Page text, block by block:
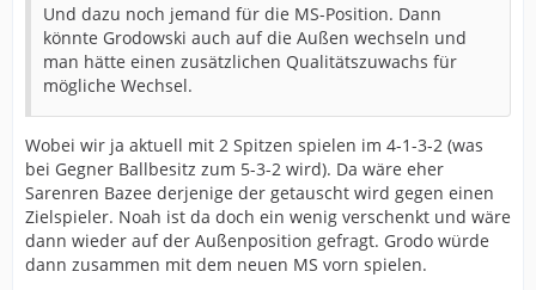
Und dazu noch jemand für die MS-Position. Dann
könnte Grodowski auch auf die Außen wechseln und
man hätte einen zusätzlichen Qualitätszuwachs für
mögliche Wechsel.
Wobei wir ja aktuell mit 2 Spitzen spielen im 4-1-3-2 (was
bei Gegner Ballbesitz zum 5-3-2 wird). Da wäre eher
Sarenren Bazee derjenige der getauscht wird gegen einen
Zielspieler. Noah ist da doch ein wenig verschenkt und wäre
dann wieder auf der Außenposition gefragt. Grodo würde
dann zusammen mit dem neuen MS vorn spielen.